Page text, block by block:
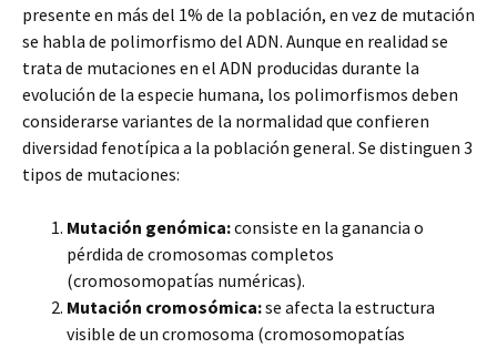
presente en más del 1% de la población, en vez de mutación
se habla de polimorfismo del ADN. Aunque en realidad se
trata de mutaciones en el ADN producidas durante la
evolución de la especie humana, los polimorfismos deben
considerarse variantes de la normalidad que confieren
diversidad fenotípica a la población general. Se distinguen 3
tipos de mutaciones:
Mutación genómica:consiste en la ganancia o
pérdida de cromosomas completos
(cromosomopatías numéricas).
Mutación cromosómica:se afecta la estructura
visible de un cromosoma (cromosomopatías